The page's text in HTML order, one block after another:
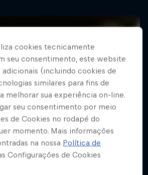
cookies tecnicamente
seu consentimento, este website
(incluindo cookies de
similares para fins de
melhorar sua experiência on-line.
seu consentimento por meio
de Cookies no rodapé do
momento. Mais informações
na nossa Política de
Configurações de Cookies